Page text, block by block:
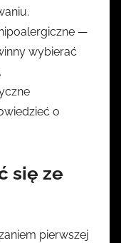
—
wybierać
o
się ze
pierwszej